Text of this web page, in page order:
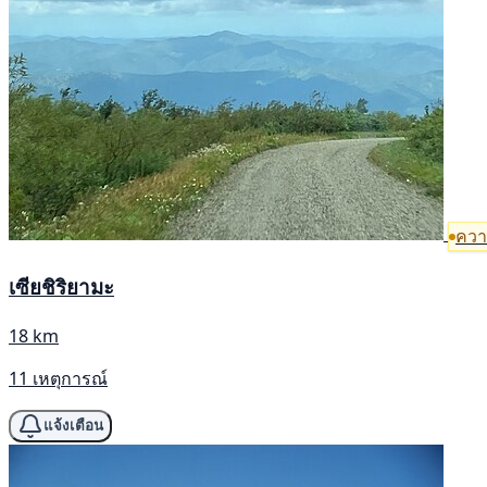
คว
เซียชิริยามะ
18 km
11 เหตุการณ์
แจ้งเตือน